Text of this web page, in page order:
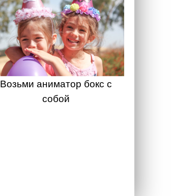
Возьми аниматор бокс с
собой